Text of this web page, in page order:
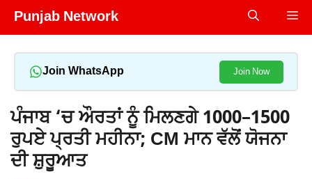
Skip
Punjab Network
Join WhatsApp Join Now
ਪੰਜਾਬ ‘ਚ ਔਰਤਾਂ ਨੂੰ ਮਿਲਣਗੇ 1000–1500
ਰੁਪਏ ਪ੍ਰਤੀ ਮਹੀਨਾ; CM ਮਾਨ ਵੱਲੋਂ ਯੋਜਨਾ
ਦੀ ਸ਼ੁਰੂਆਤ